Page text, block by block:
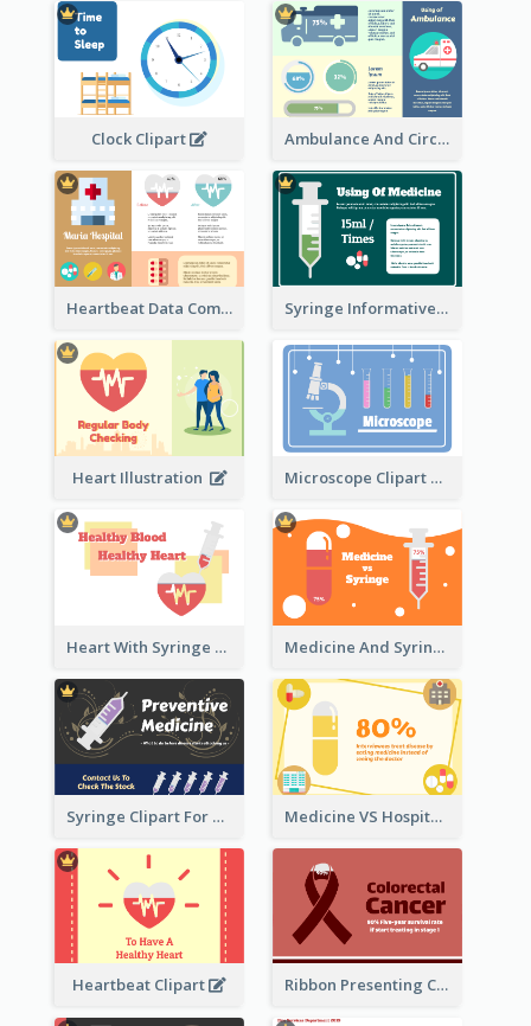
Clock Clipart Ambulance And Circular Informative Report
Heartbeat Data Comparison Syringe Informative Clipart
Heart Illustration Microscope Clipart With Test Tube
Heart With Syringe Clipart Medicine And Syringe Comparison
Syringe Clipart For Preventive Medicine Medicine VS Hospital Clipart
Heartbeat Clipart Ribbon Presenting Cancer